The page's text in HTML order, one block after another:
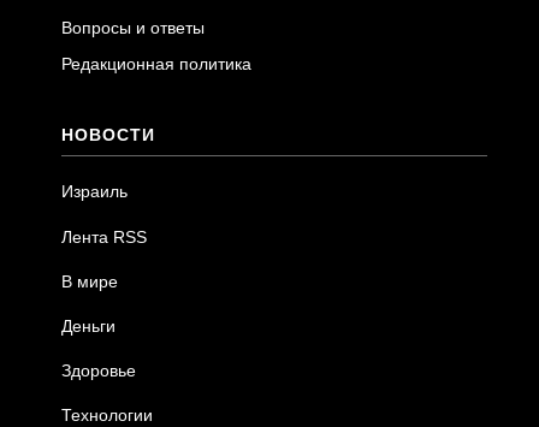
Вопросы и ответы
Редакционная политика
НОВОСТИ
Израиль
Лента RSS
В мире
Деньги
Здоровье
Технологии